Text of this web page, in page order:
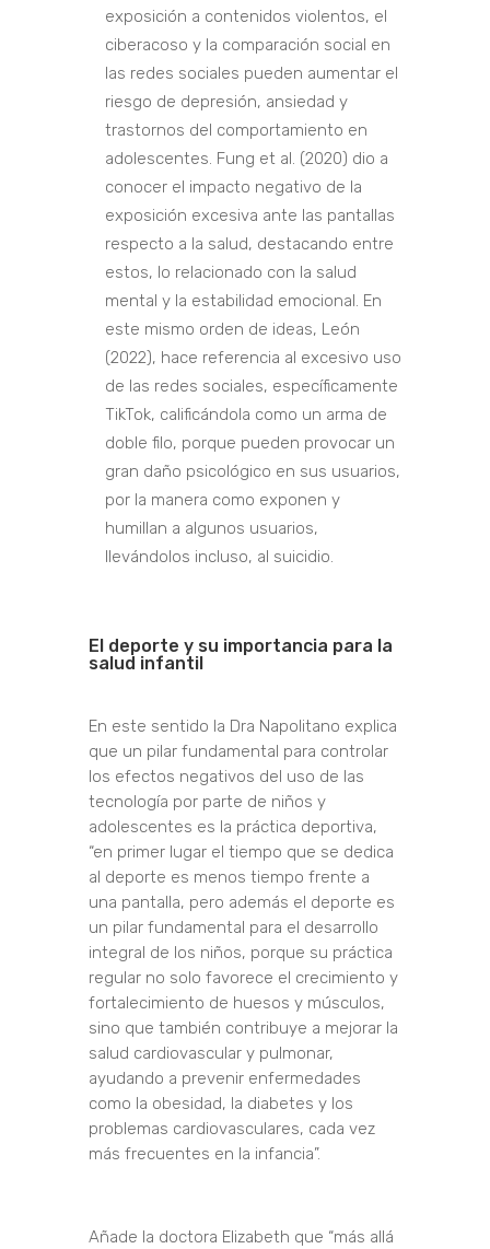
exposición a contenidos violentos, el
ciberacoso y la comparación social en
las redes sociales pueden aumentar el
riesgo de depresión, ansiedad y
trastornos del comportamiento en
adolescentes. Fung et al. (2020) dio a
conocer el impacto negativo de la
exposición excesiva ante las pantallas
respecto a la salud, destacando entre
estos, lo relacionado con la salud
mental y la estabilidad emocional. En
este mismo orden de ideas, León
(2022), hace referencia al excesivo uso
de las redes sociales, específicamente
TikTok, calificándola como un arma de
doble filo, porque pueden provocar un
gran daño psicológico en sus usuarios,
por la manera como exponen y
humillan a algunos usuarios,
llevándolos incluso, al suicidio.
El deporte y su importancia para la
salud infantil
En este sentido la Dra Napolitano explica
que un pilar fundamental para controlar
los efectos negativos del uso de las
tecnología por parte de niños y
adolescentes es la práctica deportiva,
“en primer lugar el tiempo que se dedica
al deporte es menos tiempo frente a
una pantalla, pero además el deporte es
un pilar fundamental para el desarrollo
integral de los niños, porque su práctica
regular no solo favorece el crecimiento y
fortalecimiento de huesos y músculos,
sino que también contribuye a mejorar la
salud cardiovascular y pulmonar,
ayudando a prevenir enfermedades
como la obesidad, la diabetes y los
problemas cardiovasculares, cada vez
más frecuentes en la infancia”.
Añade la doctora Elizabeth que “más allá